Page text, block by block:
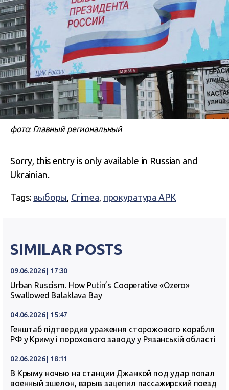
фото: Главный региональный
Sorry, this entry is only available in Russian and
Ukrainian.
Tags: выборы, Crimea, прокуратура АРК
SIMILAR POSTS
09.06.2026 | 17:30
Urban Ruscism. How Putin’s Cooperative «Ozero»
Swallowed Balaklava Bay
04.06.2026 | 15:47
Генштаб підтвердив ураження сторожового корабля
РФ у Криму і порохового заводу у Рязанській області
02.06.2026 | 18:11
В Крыму ночью на станции Джанкой под удар попал
военный эшелон, взрыв зацепил пассажирский поезд